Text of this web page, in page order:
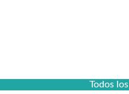
Todos